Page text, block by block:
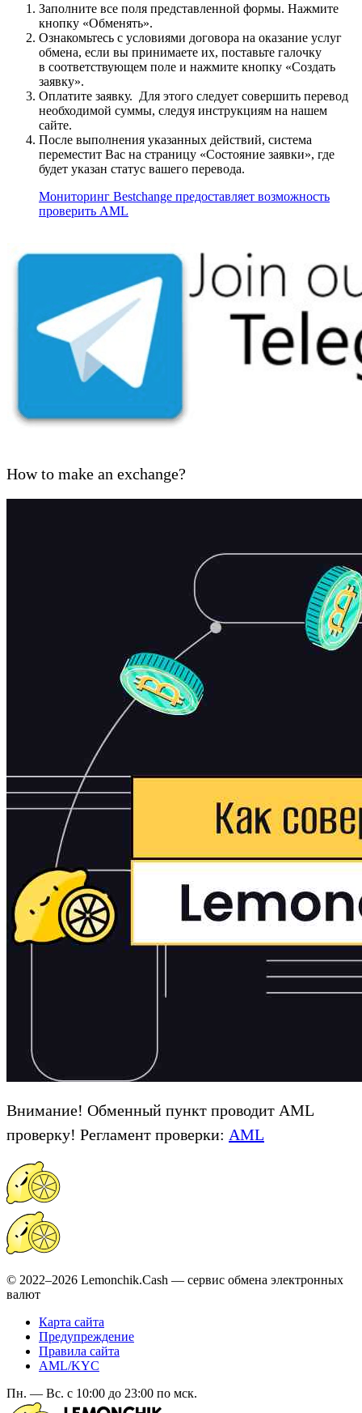
Заполните все поля представленной формы. Нажмите
кнопку «Обменять».
Ознакомьтесь с условиями договора на оказание услуг
обмена, если вы принимаете их, поставьте галочку
в соответствующем поле и нажмите кнопку «Создать
заявку».
Оплатите заявку. Для этого следует совершить перевод
необходимой суммы, следуя инструкциям на нашем
сайте.
После выполнения указанных действий, система
переместит Вас на страницу «Состояние заявки», где
будет указан статус вашего перевода.
Мониторинг Bestchange предоставляет возможность
проверить AML
How to make an exchange?
Внимание! Обменный пункт проводит AML
проверку! Регламент проверки: AML
© 2022–2026 Lemonchik.Cash — сервис обмена электронных
валют
Карта сайта
Предупреждение
Правила сайта
AML/KYC
Пн. — Вс. с 10:00 до 23:00 по мск.